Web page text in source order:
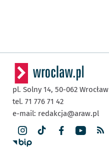
pl. Solny 14, 50-062 Wrocław
tel. 71 776 71 42
e-mail: redakcja@araw.pl